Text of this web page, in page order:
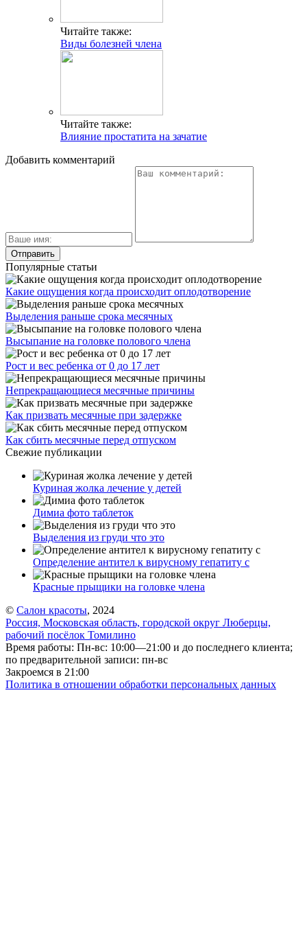
Читайте также:
Виды болезней члена
Читайте также:
Влияние простатита на зачатие
Добавить комментарий
Популярные статьи
Какие ощущения когда происходит оплодотворение
Выделения раньше срока месячных
Высыпание на головке полового члена
Рост и вес ребенка от 0 до 17 лет
Непрекращающиеся месячные причины
Как призвать месячные при задержке
Как сбить месячные перед отпуском
Свежие публикации
Куриная жолка лечение у детей
Димиа фото таблеток
Выделения из груди что это
Определение антител к вирусному гепатиту с
Красные прыщики на головке члена
© Салон красоты, 2024
Россия, Московская область, городской округ Люберцы,
рабочий посёлок Томилино
Время работы: Пн-вс: 10:00—21:00 и до последнего клиента;
по предварительной записи: пн-вс
Закроемся в 21:00
Политика в отношении обработки персональных данных